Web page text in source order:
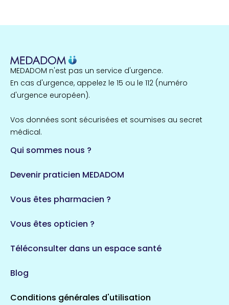
Île-de-France
857 espaces de santé
124 espaces de santé
Auvergne-Rhône-Alpes
720 espaces de santé
Côtes-d'Armor
Maine-et-Loire
Loiret
1 espaces de santé
1 espaces de santé
MEDADOM n'est pas un service d'urgence.
En cas d'urgence, appelez le 15 ou le 112 (numéro
d'urgence européen).
Vos données sont sécurisées et soumises au secret
médical.
Qui sommes nous ?
Devenir praticien MEDADOM
Vous êtes pharmacien ?
Vous êtes opticien ?
Téléconsulter dans un espace santé
Blog
Conditions générales d'utilisation